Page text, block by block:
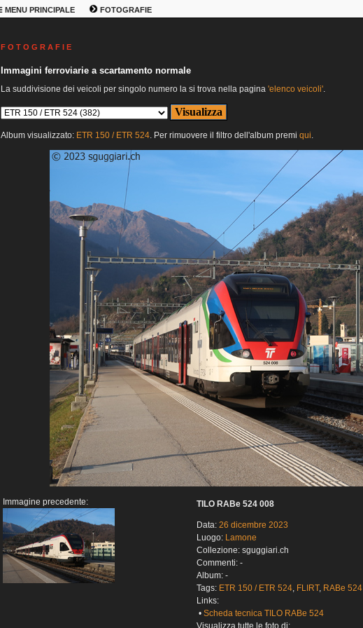
MENU PRINCIPALE FOTOGRAFIE
F O T O G R A F I E
Immagini ferroviarie a scartamento normale
La suddivisione dei veicoli per singolo numero la si trova nella pagina 'elenco veicoli'.
Album visualizzato: ETR 150 / ETR 524. Per rimuovere il filtro dell'album premi qui.
Immagine precedente: TILO RABe 524 008
Data: 26 dicembre 2023
Luogo: Lamone
Collezione: sguggiari.ch
Commenti: -
Album: -
Tags: ETR 150 / ETR 524, FLIRT, RABe 524
Links:
• Scheda tecnica TILO RABe 524